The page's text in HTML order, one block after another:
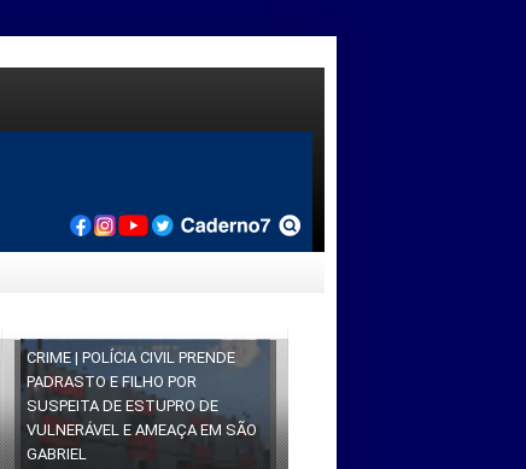
CRIME | POLÍCIA CIVIL PRENDE
PADRASTO E FILHO POR
SUSPEITA DE ESTUPRO DE
VULNERÁVEL E AMEAÇA EM SÃO
GABRIEL